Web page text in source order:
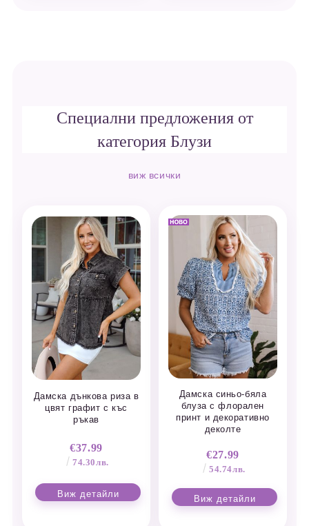
Специални предложения от
категория Блузи
виж всички
Дамска дънкова риза в
цвят графит с къс
ръкав
€37.99
74.30лв.
Виж детайли
Дамска синьо-бяла
блуза с флорален
принт и декоративно
деколте
€27.99
54.74лв.
Виж детайли